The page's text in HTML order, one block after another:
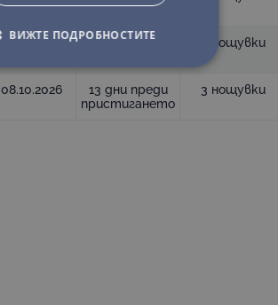
пристигането
26.09.2026
13 дни преди
3 нощувки
08.10.2026
13 дни преди
пристигането
3 нощувки
ВИЖТЕ ПОДРОБНОСТИТЕ